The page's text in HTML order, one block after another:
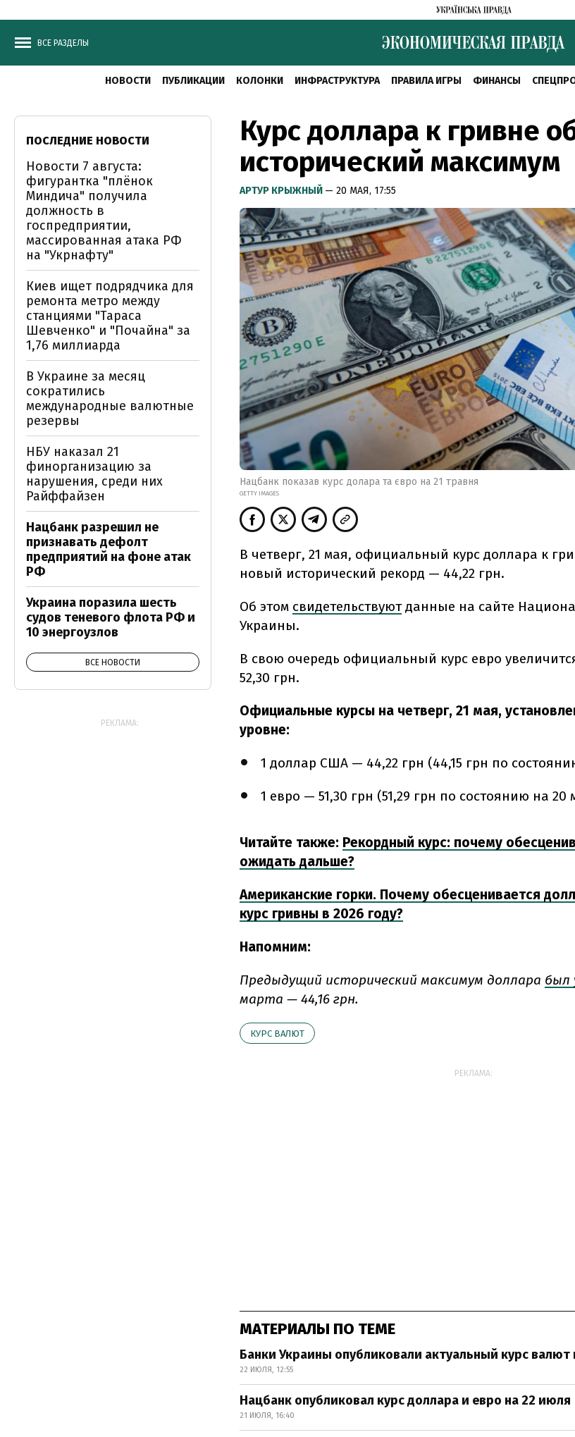
ВСЕ РАЗДЕЛЫ
НОВОСТИ ПУБЛИКАЦИИ КОЛОНКИ ИНФРАСТРУКТУРА ПРАВИЛА ИГРЫ ФИНАНСЫ
Курс доллара к гривне
исторический максимум
АРТУР КРЫЖНЫЙ — 20 МАЯ, 17:55
Нацбанк показав курс долара та євро на 21 травня
GETTY IMAGES
В четверг, 21 мая, официальный курс доллара к
новый исторический рекорд — 44,22 грн.
Об этом свидетельствуют данные на сайте
Украины.
В свою очередь официальный курс евро
52,30 грн.
Официальные курсы на четверг, 21 мая,
уровне:
1 доллар США — 44,22 грн (44,15 грн по
1 евро — 51,30 грн (51,29 грн по состоянию на 20
Читайте также: Рекордный курс: почему
ожидать дальше?
Американские горки. Почему обесценивается
курс гривны в 2026 году?
Напомним:
Предыдущий исторический максимум доллара был
марта — 44,16 грн.
КУРС ВАЛЮТ
РЕКЛАМА:
МАТЕРИАЛЫ ПО ТЕМЕ
Банки Украины опубликовали актуальный курс валют
22 ИЮЛЯ, 12:55
Нацбанк опубликовал курс доллара и евро на 22 июля
21 ИЮЛЯ, 16:40
ПОСЛЕДНИЕ НОВОСТИ
Новости 7 августа:
фигурантка "плёнок
Миндича" получила
должность в
госпредприятии,
массированная атака РФ
на "Укрнафту"
Киев ищет подрядчика для
ремонта метро между
станциями "Тараса
Шевченко" и "Почайна" за
1,76 миллиарда
В Украине за месяц
сократились
международные валютные
резервы
НБУ наказал 21
финорганизацию за
нарушения, среди них
Райффайзен
Нацбанк разрешил не
признавать дефолт
предприятий на фоне атак
РФ
Украина поразила шесть
судов теневого флота РФ и
10 энергоузлов
ВСЕ НОВОСТИ
РЕКЛАМА: